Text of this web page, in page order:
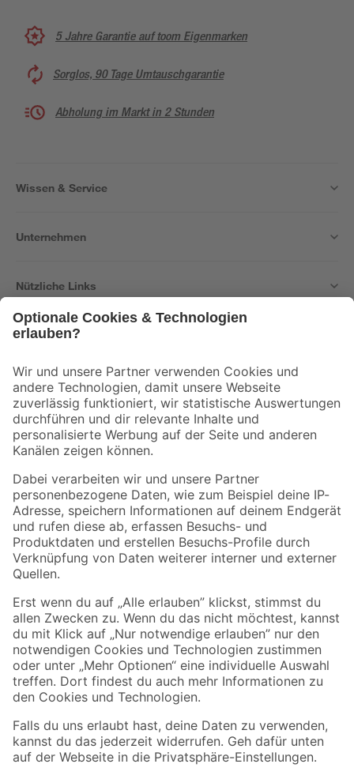
5 Jahre Garantie auf toom Eigenmarken
Sorglos, 90 Tage Umtauschgarantie
Abholung im Markt in 2 Stunden
Wissen & Service
Unternehmen
Nützliche Links
Der toom Newsletter: Keine Angebote und Aktionen mehr verpassen!
Zur Newsletter Anmeldung
Folge uns
Zahlungsarten Versandarten
Sicher einkaufen
Jetzt die toom-App herunterladen
Alle Preisangaben in EUR inkl. gesetzl. MwSt.. Die dargestellten Angebote sind unter
Umständen nicht in allen Märkten verfügbar. Die angegebenen Verfügbarkeiten beziehen